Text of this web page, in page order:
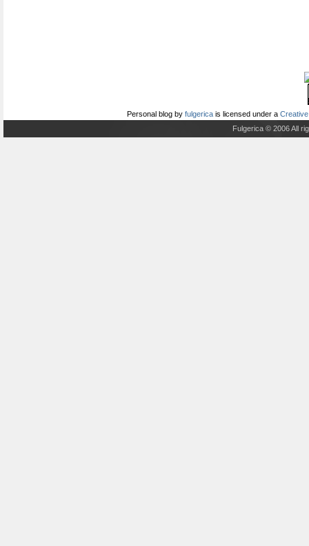
Personal blog by fulgerica is licensed under a
Fulgerica © 2006 All